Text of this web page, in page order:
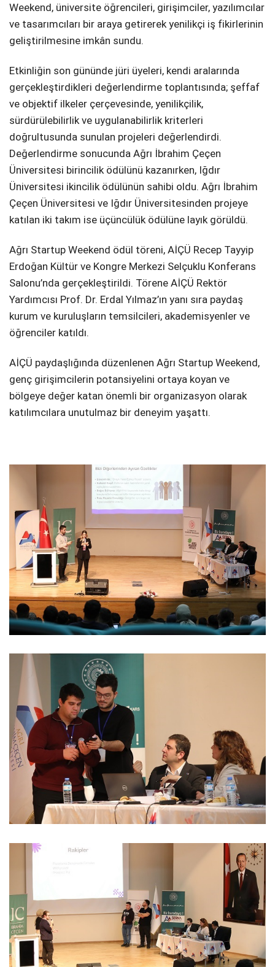
Weekend, üniversite öğrencileri, girişimciler, yazılımcılar
ve tasarımcıları bir araya getirerek yenilikçi iş fikirlerinin
geliştirilmesine imkân sundu.
Etkinliğin son gününde jüri üyeleri, kendi aralarında
gerçekleştirdikleri değerlendirme toplantısında; şeffaf
ve objektif ilkeler çerçevesinde, yenilikçilik,
sürdürülebilirlik ve uygulanabilirlik kriterleri
doğrultusunda sunulan projeleri değerlendirdi.
Değerlendirme sonucunda Ağrı İbrahim Çeçen
Üniversitesi birincilik ödülünü kazanırken, Iğdır
Üniversitesi ikincilik ödülünün sahibi oldu. Ağrı İbrahim
Çeçen Üniversitesi ve Iğdır Üniversitesinden projeye
katılan iki takım ise üçüncülük ödülüne layık görüldü.
Ağrı Startup Weekend ödül töreni, AİÇÜ Recep Tayyip
Erdoğan Kültür ve Kongre Merkezi Selçuklu Konferans
Salonu’nda gerçekleştirildi. Törene AİÇÜ Rektör
Yardımcısı Prof. Dr. Erdal Yılmaz’ın yanı sıra paydaş
kurum ve kuruluşların temsilcileri, akademisyenler ve
öğrenciler katıldı.
AİÇÜ paydaşlığında düzenlenen Ağrı Startup Weekend,
genç girişimcilerin potansiyelini ortaya koyan ve
bölgeye değer katan önemli bir organizasyon olarak
katılımcılara unutulmaz bir deneyim yaşattı.